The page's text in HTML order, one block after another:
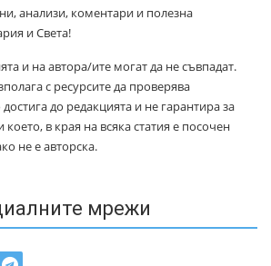
анализи, коментари и полезна
и Света!
и на автора/ите могат да не съвпадат.
с ресурсите да проверява
до редакцията и не гарантира за
което, в края на всяка статия е посочен
не е авторска.
мрежи